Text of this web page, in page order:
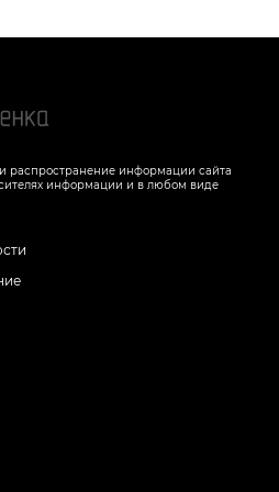
распространение информации сайта
информации и в любом виде